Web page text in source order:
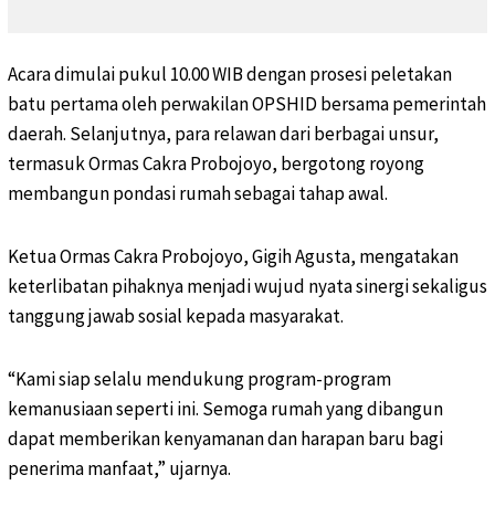
Acara dimulai pukul 10.00 WIB dengan prosesi peletakan
batu pertama oleh perwakilan OPSHID bersama pemerintah
daerah. Selanjutnya, para relawan dari berbagai unsur,
termasuk Ormas Cakra Probojoyo, bergotong royong
membangun pondasi rumah sebagai tahap awal.
Ketua Ormas Cakra Probojoyo, Gigih Agusta, mengatakan
keterlibatan pihaknya menjadi wujud nyata sinergi sekaligus
tanggung jawab sosial kepada masyarakat.
“Kami siap selalu mendukung program-program
kemanusiaan seperti ini. Semoga rumah yang dibangun
dapat memberikan kenyamanan dan harapan baru bagi
penerima manfaat,” ujarnya.